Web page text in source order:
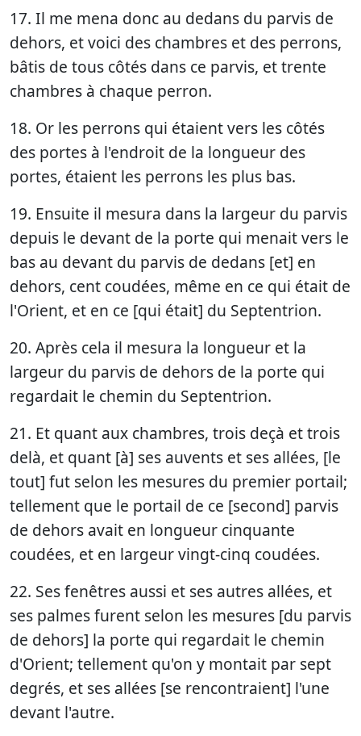
17. Il me mena donc au dedans du parvis de
dehors, et voici des chambres et des perrons,
bâtis de tous côtés dans ce parvis, et trente
chambres à chaque perron.
18. Or les perrons qui étaient vers les côtés
des portes à l'endroit de la longueur des
portes, étaient les perrons les plus bas.
19. Ensuite il mesura dans la largeur du parvis
depuis le devant de la porte qui menait vers le
bas au devant du parvis de dedans [et] en
dehors, cent coudées, même en ce qui était de
l'Orient, et en ce [qui était] du Septentrion.
20. Après cela il mesura la longueur et la
largeur du parvis de dehors de la porte qui
regardait le chemin du Septentrion.
21. Et quant aux chambres, trois deçà et trois
delà, et quant [à] ses auvents et ses allées, [le
tout] fut selon les mesures du premier portail;
tellement que le portail de ce [second] parvis
de dehors avait en longueur cinquante
coudées, et en largeur vingt-cinq coudées.
22. Ses fenêtres aussi et ses autres allées, et
ses palmes furent selon les mesures [du parvis
de dehors] la porte qui regardait le chemin
d'Orient; tellement qu'on y montait par sept
degrés, et ses allées [se rencontraient] l'une
devant l'autre.